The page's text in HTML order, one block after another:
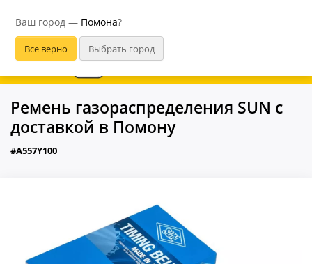
Ваш город — Помона?
В приложении удобнее
Ремень газораспределения SUN с
доставкой в Помону
#A557Y100